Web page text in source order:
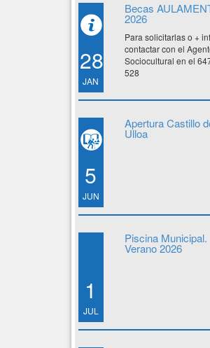
28
JAN
Becas
2026
Para solicitarlas o +
contactar con el
Sociocultural en el
528
5
JUN
Apertura Castillo
Ulloa
1
JUL
Piscina Municipal.
Verano 2026